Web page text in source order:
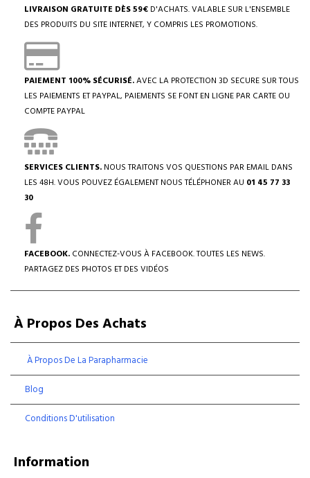
LIVRAISON GRATUITE DÈS 59€ D'ACHATS. VALABLE SUR L'ENSEMBLE
DES PRODUITS DU SITE INTERNET, Y COMPRIS LES PROMOTIONS.
PAIEMENT 100% SÉCURISÉ.AVEC LA PROTECTION 3D SECURE SUR TOUS
LES PAIEMENTS ET PAYPAL, PAIEMENTS SE FONT EN LIGNE PAR CARTE OU
COMPTE PAYPAL
SERVICES CLIENTS. NOUS TRAITONS VOS QUESTIONS PAR EMAIL DANS
LES 48H. VOUS POUVEZ ÉGALEMENT NOUS TÉLÉPHONER AU 01 45 77 33
30
FACEBOOK. CONNECTEZ-VOUS À FACEBOOK. TOUTES LES NEWS.
PARTAGEZ DES PHOTOS ET DES VIDÉOS
À Propos Des Achats
À Propos De La Parapharmacie
Blog
Conditions D'utilisation
Information